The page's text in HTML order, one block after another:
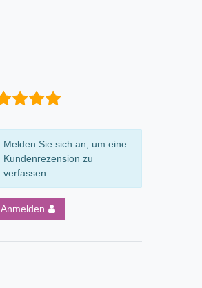
Melden Sie sich an, um eine
Kundenrezension zu
verfassen.
Anmelden